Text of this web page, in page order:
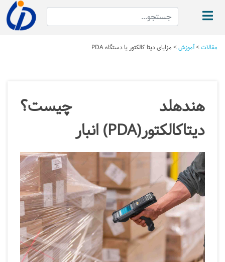
مقالات>آموزش> مزایای دیتا کالکتور یا دستگاه PDA
هندهلد چیست؟
دیتاکالکتور(PDA) انبار